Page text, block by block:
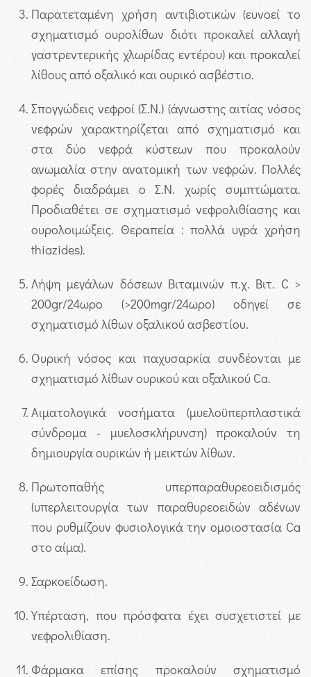
Παρατεταμένη χρήση αντιβιοτικών (ευνοεί το
σχηματισμό ουρολίθων διότι προκαλεί αλλαγή
γαστρεντερικής χλωρίδας εντέρου) και προκαλεί
λίθους από οξαλικό και ουρικό ασβέστιο.
Σπογγώδεις νεφροί (Σ.Ν.) (άγνωστης αιτίας νόσος
νεφρών χαρακτηρίζεται από σχηματισμό και
στα δύο νεφρά κύστεων που προκαλούν
ανωμαλία στην ανατομική των νεφρών. Πολλές
φορές διαδράμει ο Σ.Ν. χωρίς συμπτώματα.
Προδιαθέτει σε σχηματισμό νεφρολιθίασης και
ουρολοιμώξεις. Θεραπεία : πολλά υγρά χρήση
thiazides).
Λήψη μεγάλων δόσεων Βιταμινών π.χ. Βιτ. C >
200gr/24ωρο (>200mgr/24ωρο) οδηγεί σε
σχηματισμό λίθων οξαλικού ασβεστίου.
Ουρική νόσος και παχυσαρκία συνδέονται με
σχηματισμό λίθων ουρικού και οξαλικού Ca.
Αιματολογικά νοσήματα (μυελοϋπερπλαστικά
σύνδρομα - μυελοσκλήρυνση) προκαλούν τη
δημιουργία ουρικών ή μεικτών λίθων.
Πρωτοπαθής υπερπαραθυρεοειδισμός
(υπερλειτουργία των παραθυρεοειδών αδένων
που ρυθμίζουν φυσιολογικά την ομοιοστασία Ca
στο αίμα).
Σαρκοείδωση.
Υπέρταση, που πρόσφατα έχει συσχετιστεί με
νεφρολιθίαση.
Φάρμακα επίσης προκαλούν σχηματισμό